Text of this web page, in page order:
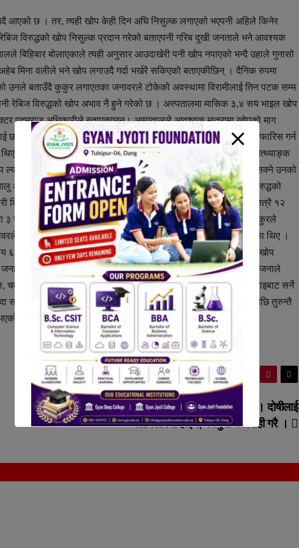
आएको छ । तर, त्यही खोप केही दिन अघि निसुल्क लगाएको भएपनी अहिले किनेर
विरुद्धको खोप निसुल्क प्रदान गरेको बताएपनी गरिब दुखी जनताले भने आवश्यक
बोलाएकाले त्यही अनुसार आउदाखेरी पनी खोप नपाएको भन्दै उहाले गुनासो
मिना वलीले भने खोप लगाउदै गर्दा भर्खरै सकिएको बताएकीछिन् । दैनिक रुपमा
उनले बताउँदै कुकुर लगाएतका जनावरले टोकेको अवस्थामा विरामीलाई तिन पटक सम्म
रेबिज विरुद्धको खोप अभाव नै हुने गरेको छ । अस्पतालमा मासिक ३,४ सय भाइल खोप
पदमराज अधिकारीले बताएकाछन्। अस्पतालले आवश्यक मात्रामा खोपको माग
छ । मेडिकल सुपरिटेन्डेन्ट अधिकारीले खोप नसकिदा सम्म मागको लागि सिफारिस गर्न
एकपटक प्राप्त भएको खोप पुर्णरुपमा विरामीलाई लगाई सकेर त्यसको तत्थ्याङ्क
पठाई सकेको भन्दै अबको केही दिन अर्थात आइतबार भित्र खोप आइसक्ने उनको
आर्थीक वर्ष २०८०÷०८१ को हालसम्म ५ हजार ६ सय ३८ जनाले रेबिज विरुद्धको
दिनुभएको छ । जसअन्र्तगत आर्थीक वर्ष २०७७र०७८ मा कुकुरले टोकेका मात्रै १२
३ सय २८ जनाले खोप लगाएका छन् । यस्तै आर्थिक वर्ष २०७८÷०७९ मा कुकुरले
टोकेका ३ सय ५७ जनाले खोप लगाएको सूचना अधिकारी सुवेदीलेबताएका थिए ।
६२ जानले खोप लगाएका छन भने अन्य जनावरले टोकेका ३ सय २६ जनाले खोप
कुकुरले टोकेका र २८ जना अन्य जनावरले टोकेका गरी जम्मा ३ सय २६ जनाले
न्याउरी मुसो, बाघ, चितुवा र बिरालोजस्ता सङ्क्रमित जनावरको टोकाइबाट सर्ने
अपनाउनु पर्ने हुन्छ भने रेबिजबाट बच्नको लागि सम्भावित जोखिम पछि तुरुन्तै
अस्पतालले स्टकमा राख्नुपर्ने सेवाग्राहीहरूले सुझाव दिएका थिए ।
डाक्टरमाथिको आरोप तथा आक्रमणलाई बन्द गरौ । दोषीलाई
मेलमिलापमा होइन, कानुनी कारबाही गरै ।